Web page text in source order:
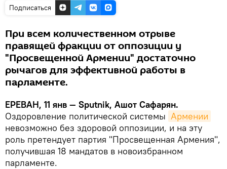
Подписаться
При всем количественном отрыве
правящей фракции от оппозиции у
"Просвещенной Армении" достаточно
рычагов для эффективной работы в
парламенте.
ЕРЕВАН, 11 янв — Sputnik, Ашот Сафарян.
Оздоровление политической системы Армении
невозможно без здоровой оппозиции, и на эту
роль претендует партия "Просвещенная Армения",
получившая 18 мандатов в новоизбранном
парламенте.